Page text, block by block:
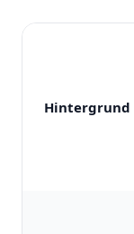
Hintergrund